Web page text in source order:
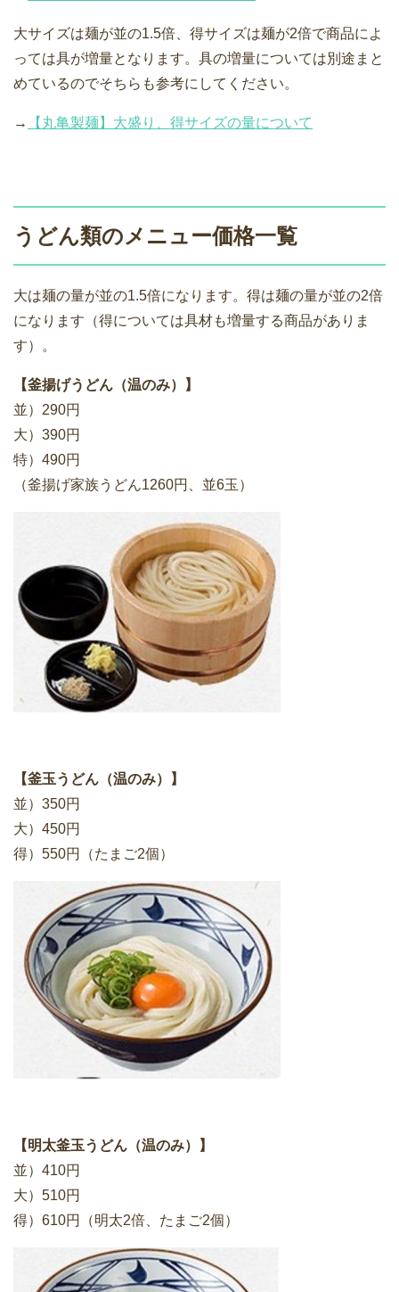
大サイズは麺が並の1.5倍、得サイズは麺が2倍で商品によ
っては具が増量となります。具の増量については別途まと
めているのでそちらも参考にしてください。
→ 【丸亀製麺】大盛り、得サイズの量について
うどん類のメニュー価格一覧
大は麺の量が並の1.5倍になります。得は麺の量が並の2倍
になります（得については具材も増量する商品がありま
す）。
【釜揚げうどん（温のみ）】
並）290円
大）390円
特）490円
（釜揚げ家族うどん1260円、並6玉）
【釜玉うどん（温のみ）】
並）350円
大）450円
得）550円（たまご2個）
【明太釜玉うどん（温のみ）】
並）410円
大）510円
得）610円（明太2倍、たまご2個）